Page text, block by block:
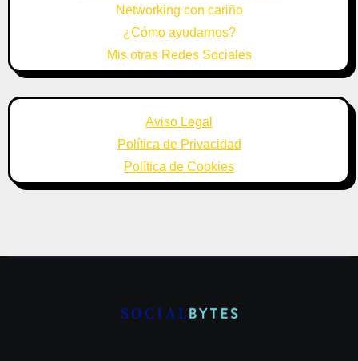
Networking con cariño
¿Cómo ayudarnos?
Mis otras Redes Sociales
Aviso Legal
Política de Privacidad
Política de Cookies